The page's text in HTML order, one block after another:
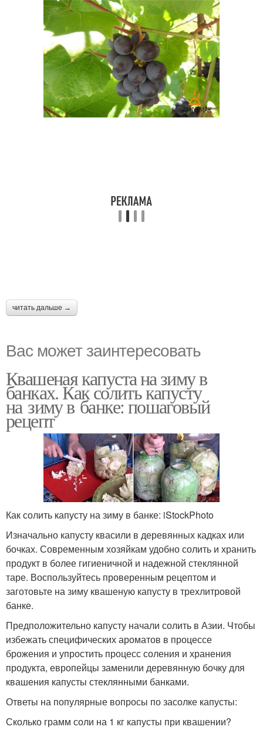
читать дальше →
Вас может заинтересовать
Квашеная капуста на зиму в
банках. Как солить капусту
на зиму в банке: пошаговый
рецепт
Как солить капусту на зиму в банке: iStockPhoto
Изначально капусту квасили в деревянных кадках или
бочках. Современным хозяйкам удобно солить и хранить
продукт в более гигиеничной и надежной стеклянной
таре. Воспользуйтесь проверенным рецептом и
заготовьте на зиму квашеную капусту в трехлитровой
банке.
Предположительно капусту начали солить в Азии. Чтобы
избежать специфических ароматов в процессе
брожения и упростить процесс соления и хранения
продукта, европейцы заменили деревянную бочку для
квашения капусты стеклянными банками.
Ответы на популярные вопросы по засолке капусты:
Сколько грамм соли на 1 кг капусты при квашении?